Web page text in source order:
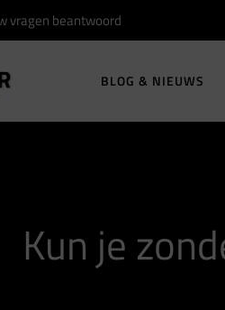
vragen beantwoord
BLOG & NIEUWS
Kun je